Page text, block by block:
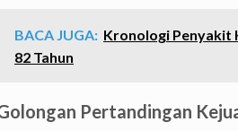
BACA JUGA: Kronologi Penyakit
82 Tahun
Pertandingan